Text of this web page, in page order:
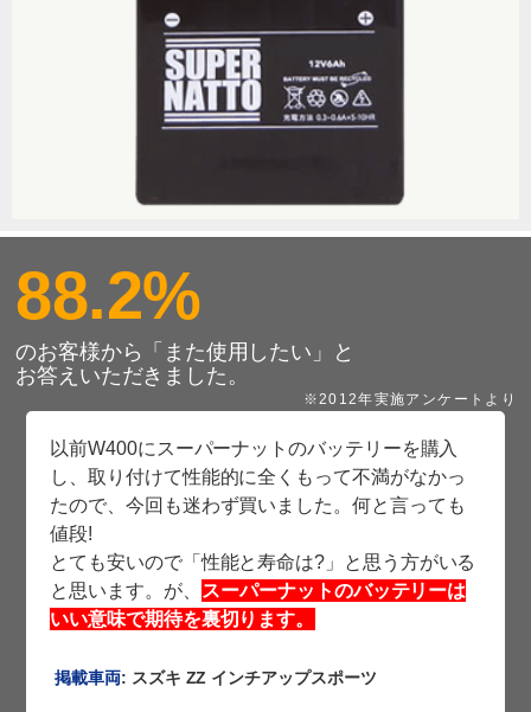
88.2%
のお客様から「また使用したい」と
お答えいただきました。
※2012年実施アンケートより
以前W400にスーパーナットのバッテリーを購入
し、取り付けて性能的に全くもって不満がなかっ
たので、今回も迷わず買いました。何と言っても
値段!
とても安いので「性能と寿命は?」と思う方がいる
と思います。が、
スーパーナットのバッテリーは
いい意味で期待を裏切ります。
掲載車両: スズキ ZZ インチアップスポーツ